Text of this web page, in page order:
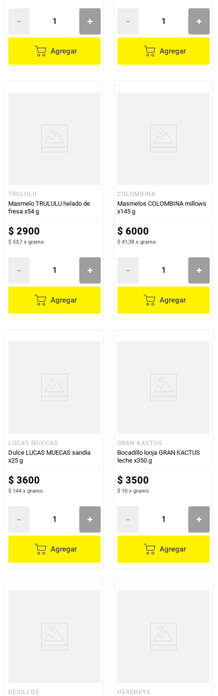
Agregar Agregar
TRULULU
Masmelo TRULULU helado de
fresa x54 g
$ 2900
$ 53,7 x gramo
Agregar
COLOMBINA
Masmelos COLOMBINA millows
x145 g
$ 6000
$ 41,38 x gramo
Agregar
LUCAS MUECAS
Dulce LUCAS MUECAS sandia
x25 g
$ 3600
$ 144 x gramo
Agregar
GRAN KACTUS
Bocadillo lonja GRAN KACTUS
leche x350 g
$ 3500
$ 10 x gramo
Agregar
DEDILLOS HERSHEYS